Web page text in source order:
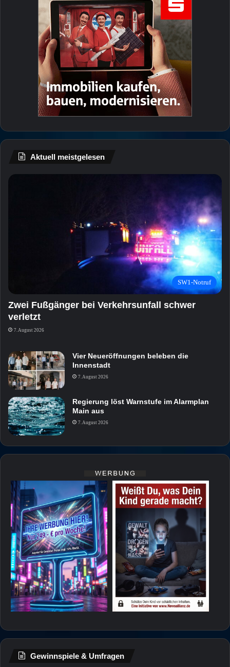
Aktuell meistgelesen
SW1-Notruf
Zwei Fußgänger bei Verkehrsunfall schwer
verletzt
7. August 2026
Vier Neueröffnungen beleben die
Innenstadt
7. August 2026
Regierung löst Warnstufe im Alarmplan
Main aus
7. August 2026
Gewinnspiele & Umfragen